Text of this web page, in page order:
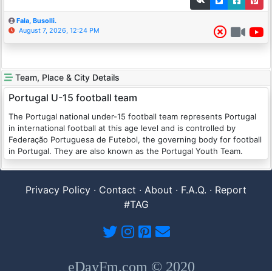
Fala, Busolli.
August 7, 2026, 12:24 PM
Team, Place & City Details
Portugal U-15 football team
The Portugal national under-15 football team represents Portugal
in international football at this age level and is controlled by
Federação Portuguesa de Futebol, the governing body for football
in Portugal. They are also known as the Portugal Youth Team.
Privacy Policy · Contact · About · F.A.Q. · Report
#TAG
eDayFm.com © 2020